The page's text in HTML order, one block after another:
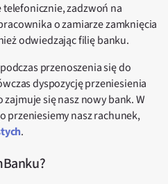
zadzwoń na
o zamiarze zamknięcia
odwiedzając filię banku.
przenoszenia się do
dyspozycję przeniesienia
się nasz nowy bank. W
przeniesiemy nasz rachunek,
.